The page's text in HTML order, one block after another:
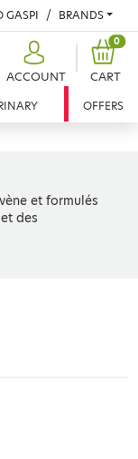
GASPI BRANDS
ACCOUNT CART
0
OFFERS
et formulés
des